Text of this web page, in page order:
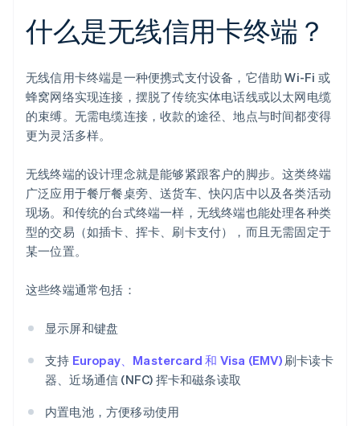
什么是无线信用卡终端？
无线信用卡终端是一种便携式支付设备，它借助 Wi-Fi 或
蜂窝网络实现连接，摆脱了传统实体电话线或以太网电缆
的束缚。无需电缆连接，收款的途径、地点与时间都变得
更为灵活多样。
无线终端的设计理念就是能够紧跟客户的脚步。这类终端
广泛应用于餐厅餐桌旁、送货车、快闪店中以及各类活动
现场。和传统的台式终端一样，无线终端也能处理各种类
型的交易（如插卡、挥卡、刷卡支付），而且无需固定于
某一位置。
这些终端通常包括：
显示屏和键盘
支持 Europay、Mastercard 和 Visa (EMV)刷卡读卡
器、近场通信 (NFC) 挥卡和磁条读取
内置电池，方便移动使用